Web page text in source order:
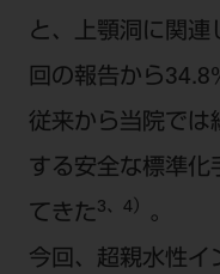
と、上顎洞に関連
回の報告から
従来から当院では
する安全な標準
てきた3、4）
。
今回、超親水性イ